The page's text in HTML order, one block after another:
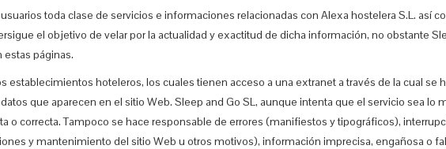
toda clase de servicios e informaciones relacionadas con Alexa hostelera S.L. así
el objetivo de velar por la actualidad y exactitud de dicha información, no obstante
páginas.
hoteleros, los cuales tienen acceso a una extranet a través de la cual se
que aparecen en el sitio Web. Sleep and Go SL, aunque intenta que el servicio sea lo
o correcta. Tampoco se hace responsable de errores (manifiestos y tipográficos),
y mantenimiento del sitio Web u otros motivos), información imprecisa, engañosa o